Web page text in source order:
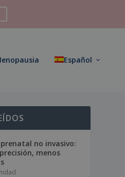
Español
no invasivo:
menos